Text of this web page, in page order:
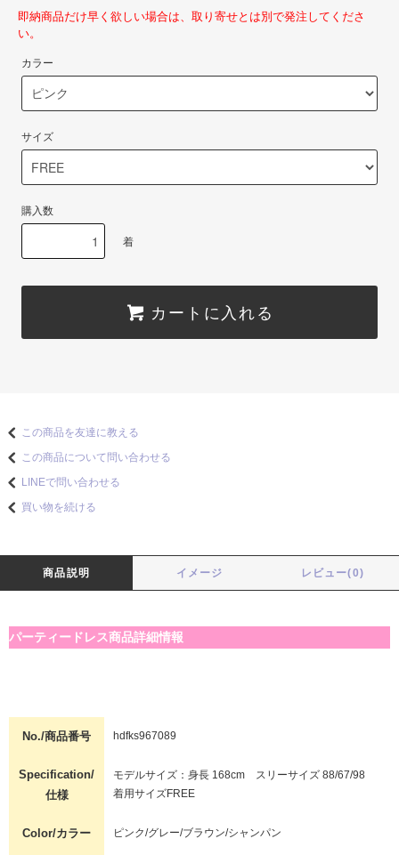
即納商品だけ早く欲しい場合は、取り寄せとは別で発注してくださ
い。
カラー
サイズ
購入数
着
カートに入れる
この商品を友達に教える
この商品について問い合わせる
LINEで問い合わせる
買い物を続ける
商品説明 イメージ レビュー(0)
パーティードレス商品詳細情報
No./商品番号 hdfks967089
Specification/
仕様
モデルサイズ：身長 168cm スリーサイズ 88/67/98
着用サイズFREE
Color/カラー ピンク/グレー/ブラウン/シャンパン